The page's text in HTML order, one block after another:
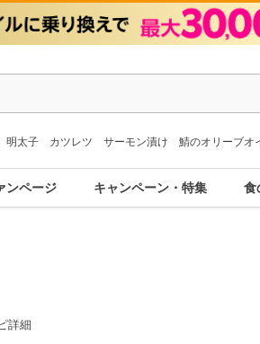
明太子 カツレツ サーモン漬け 鯖のオリーブオ
ンページ キャンペーン・特集 食
詳細